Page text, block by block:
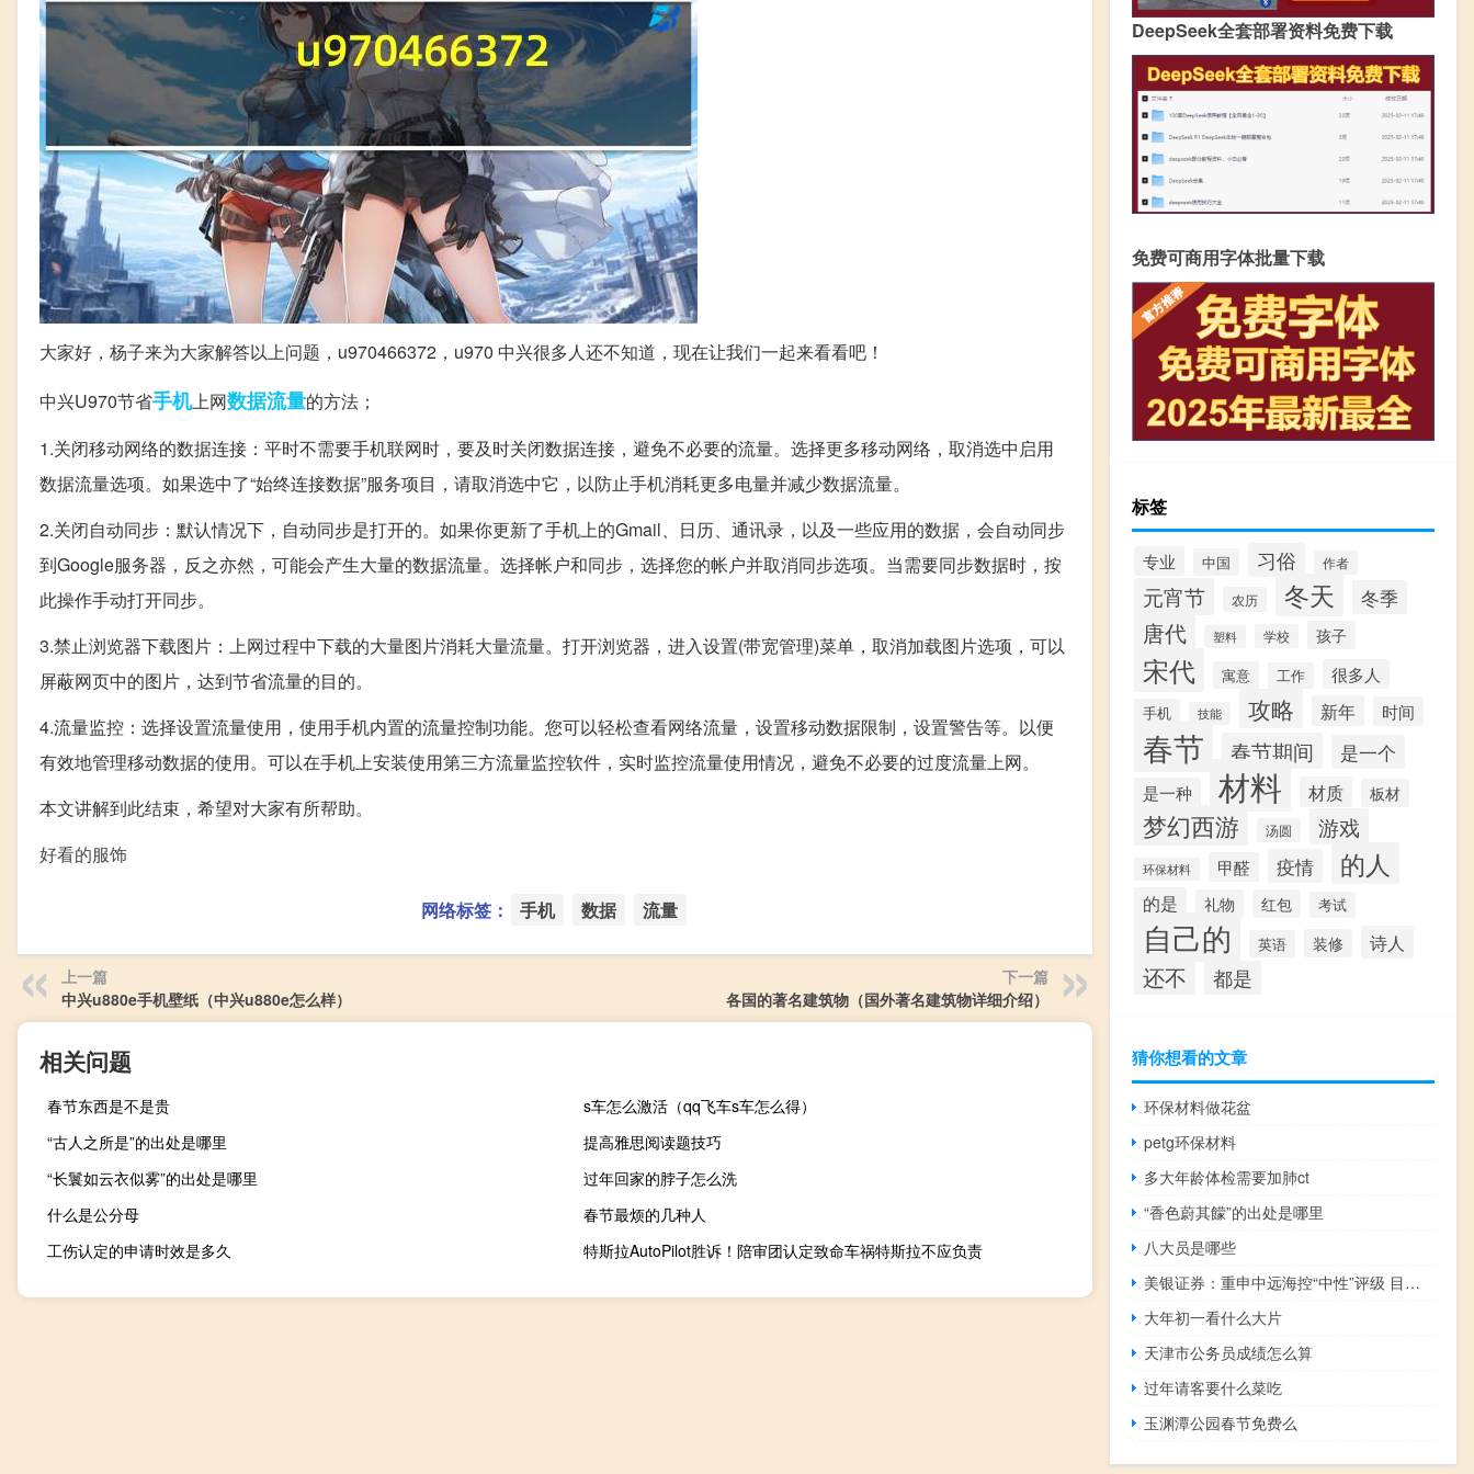
大家好，杨子来为大家解答以上问题，u970466372，u970 中兴很多人还不知道，现在让我们一起来看看吧！
中兴U970节省手机上网数据流量的方法；
1.关闭移动网络的数据连接：平时不需要手机联网时，要及时关闭数据连接，避免不必要的流量。选择更多移动网络，取消选中启用
数据流量选项。如果选中了“始终连接数据”服务项目，请取消选中它，以防止手机消耗更多电量并减少数据流量。
2.关闭自动同步：默认情况下，自动同步是打开的。如果你更新了手机上的Gmail、日历、通讯录，以及一些应用的数据，会自动同步
到Google服务器，反之亦然，可能会产生大量的数据流量。选择帐户和同步，选择您的帐户并取消同步选项。当需要同步数据时，按
此操作手动打开同步。
3.禁止浏览器下载图片：上网过程中下载的大量图片消耗大量流量。打开浏览器，进入设置(带宽管理)菜单，取消加载图片选项，可以
屏蔽网页中的图片，达到节省流量的目的。
4.流量监控：选择设置流量使用，使用手机内置的流量控制功能。您可以轻松查看网络流量，设置移动数据限制，设置警告等。以便
有效地管理移动数据的使用。可以在手机上安装使用第三方流量监控软件，实时监控流量使用情况，避免不必要的过度流量上网。
本文讲解到此结束，希望对大家有所帮助。
好看的服饰
网络标签： 手机 数据 流量
上一篇
中兴u880e手机壁纸（中兴u880e怎么样）
下一篇
各国的著名建筑物（国外著名建筑物详细介绍）
相关问题
春节东西是不是贵
s车怎么激活（qq飞车s车怎么得）
“古人之所是”的出处是哪里
提高雅思阅读题技巧
“长鬟如云衣似雾”的出处是哪里
过年回家的脖子怎么洗
什么是公分母
春节最烦的几种人
工伤认定的申请时效是多久
特斯拉AutoPilot胜诉！陪审团认定致命车祸特斯拉不应负责
DeepSeek全套部署资料免费下载
免费可商用字体批量下载
标签
专业 中国 习俗 作者
元宵节 农历 冬天 冬季
唐代 塑料 学校 孩子
宋代 寓意 工作 很多人
手机 技能 攻略 新年 时间
春节 春节期间 是一个
是一种 材料 材质 板材
梦幻西游 汤圆 游戏
环保材料 甲醛 疫情 的人
的是 礼物 红包 考试
自己的 英语 装修 诗人
还不 都是
猜你想看的文章
环保材料做花盆
petg环保材料
多大年龄体检需要加肺ct
“香色蔚其饛”的出处是哪里
八大员是哪些
美银证券：重申中远海控“中性”评级 目标价8.3港元
大年初一看什么大片
天津市公务员成绩怎么算
过年请客要什么菜吃
玉渊潭公园春节免费么